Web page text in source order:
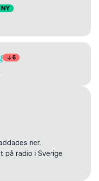
NY
6
ner,
på radio i Sverige